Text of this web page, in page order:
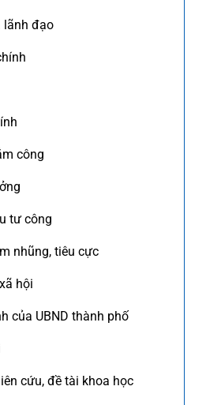
lãnh đạo
công
tư công
nhũng, tiêu cực
hội
của UBND thành phố
cứu, đề tài khoa học